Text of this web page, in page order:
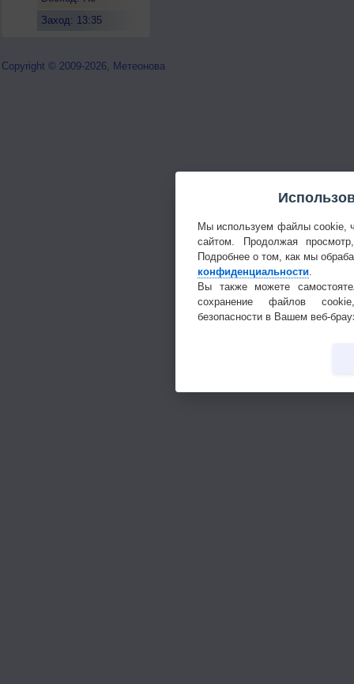
Заход: 13:35
Copyright © 2009-2026, Метеонова
Мы используем файлы cookie,
сайтом. Продолжая
Подробнее о том, как мы
конфиденциальности
Вы также можете
сохранение файлов
безопасности в Вашем веб-